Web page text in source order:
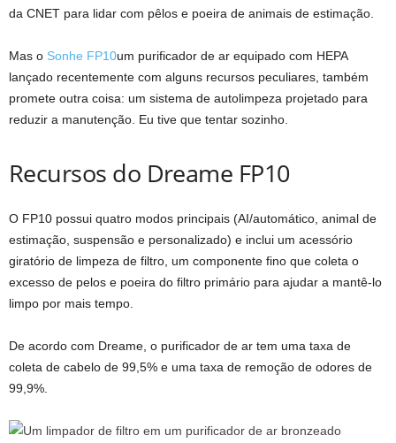
da CNET para lidar com pêlos e poeira de animais de estimação
Mas o Sonhe FP10um purificador de ar equipado com HEPA
lançado recentemente com alguns recursos peculiares, também
promete outra coisa: um sistema de autolimpeza projetado para
reduzir a manutenção. Eu tive que tentar sozinho.
Recursos do Dreame FP10
O FP10 possui quatro modos principais (AI/automático, animal de
estimação, suspensão e personalizado) e inclui um acessório
giratório de limpeza de filtro, um componente fino que coleta o
excesso de pelos e poeira do filtro primário para ajudar a mantê-lo
limpo por mais tempo.
De acordo com Dreame, o purificador de ar tem uma taxa de
coleta de cabelo de 99,5% e uma taxa de remoção de odores de
99,9%.